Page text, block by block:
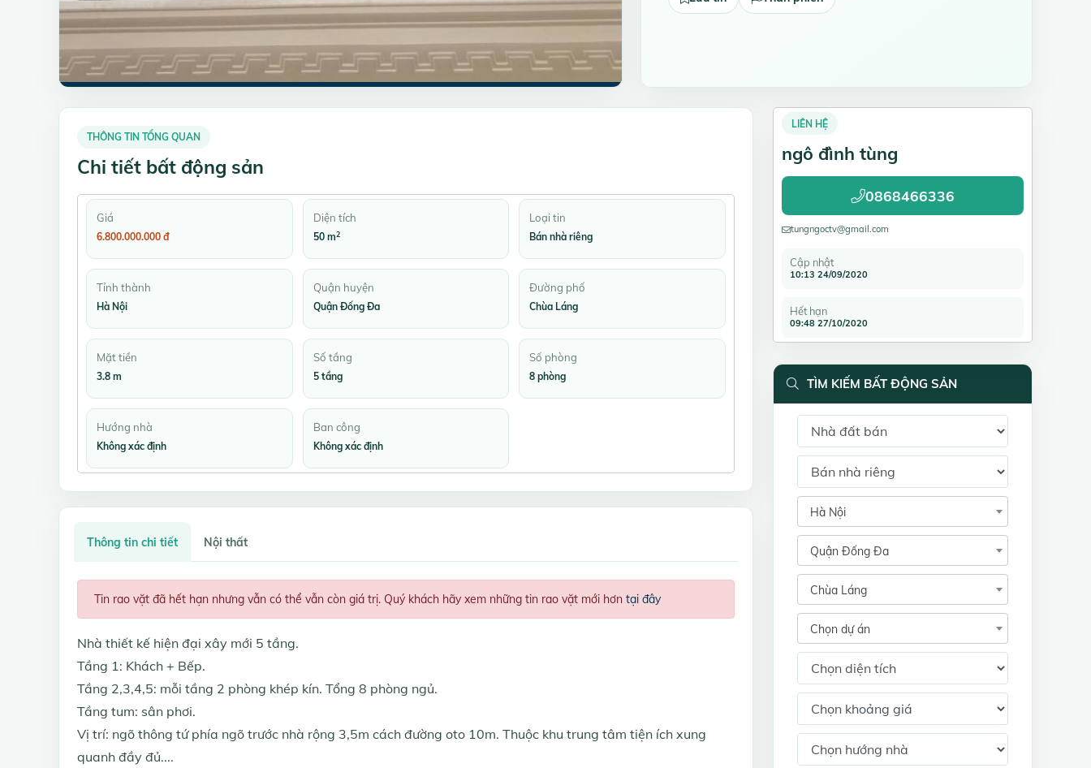
THÔNG TIN TỔNG QUAN
Chi tiết bất động sản
Giá
6.800.000.000 đ
Diện tích
50 m2
Loại tin
Bán nhà riêng
Tỉnh thành
Hà Nội
Quận huyện
Quận Đống Đa
Đường phố
Chùa Láng
Mặt tiền
3.8 m
Số tầng
5 tầng
Số phòng
8 phòng
Hướng nhà
Không xác định
Ban công
Không xác định
Thông tin chi tiết Nội thất
Tin rao vặt đã hết hạn nhưng vẫn có thể vẫn còn giá trị. Quý khách hãy xem những tin rao vặt mới hơn tại đây
Nhà thiết kế hiện đại xây mới 5 tầng.
Tầng 1: Khách + Bếp.
Tầng 2,3,4,5: mỗi tầng 2 phòng khép kín. Tổng 8 phòng ngủ.
Tầng tum: sân phơi.
Vị trí: ngõ thông tứ phía ngõ trước nhà rộng 3,5m cách đường oto 10m. Thuộc khu trung tâm tiện ích xung
quanh đầy đủ....
LIÊN HỆ
ngô đình tùng
0868466336
tungngoctv@gmail.com
Cập nhật
10:13 24/09/2020
Hết hạn
09:48 27/10/2020
TÌM KIẾM BẤT ĐỘNG SẢN
Hà Nội
Quận Đống Đa
Chùa Láng
Chọn dự án